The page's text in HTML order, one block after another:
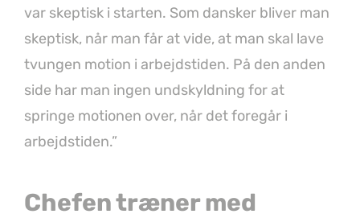
var skeptisk i starten. Som dansker bliver man
skeptisk, når man får at vide, at man skal lave
tvungen motion i arbejdstiden. På den anden
side har man ingen undskyldning for at
springe motionen over, når det foregår i
arbejdstiden.”
Chefen træner med